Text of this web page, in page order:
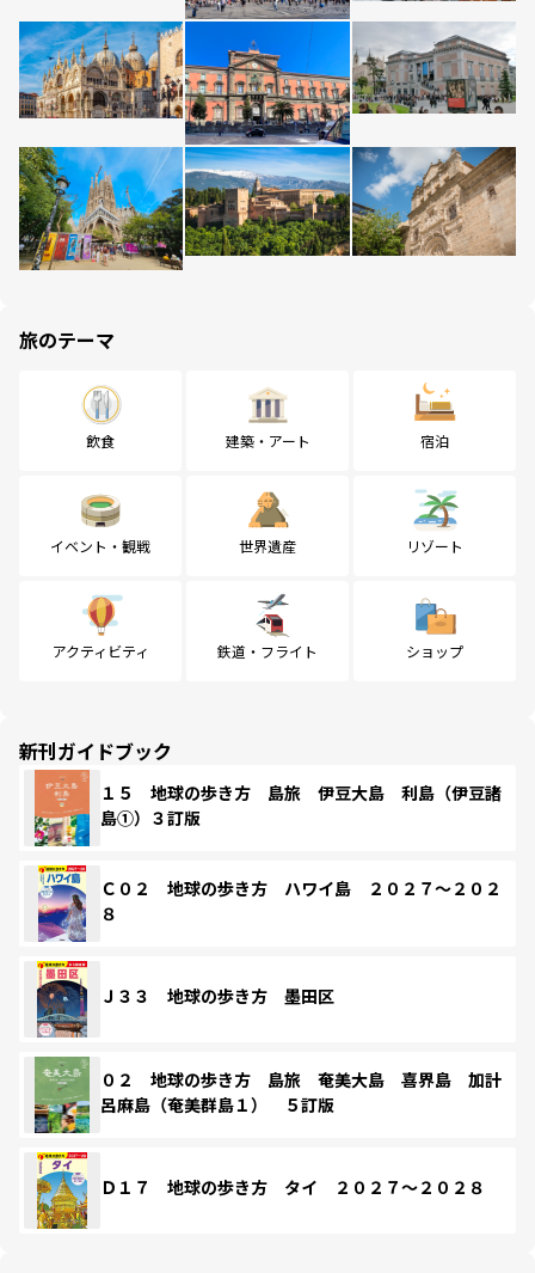
旅のテーマ
飲食 建築・アート 宿泊
イベント・観戦 世界遺産 リゾート
アクティビティ 鉄道・フライト ショップ
新刊ガイドブック
１５ 地球の歩き方 島旅 伊豆大島 利島（伊豆諸
島①）３訂版
Ｃ０２ 地球の歩き方 ハワイ島 ２０２７～２０２
８
Ｊ３３ 地球の歩き方 墨田区
０２ 地球の歩き方 島旅 奄美大島 喜界島 加計
呂麻島（奄美群島１） ５訂版
Ｄ１７ 地球の歩き方 タイ ２０２７～２０２８